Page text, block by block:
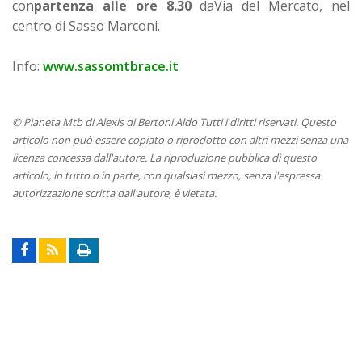
conpartenza alle ore 8.30daVia del Mercato, nel
centro di Sasso Marconi.
Info: www.sassomtbrace.it
© Pianeta Mtb di Alexis di Bertoni Aldo Tutti i diritti riservati. Questo
articolo non può essere copiato o riprodotto con altri mezzi senza una
licenza concessa dall'autore. La riproduzione pubblica di questo
articolo, in tutto o in parte, con qualsiasi mezzo, senza l'espressa
autorizzazione scritta dall'autore, è vietata.